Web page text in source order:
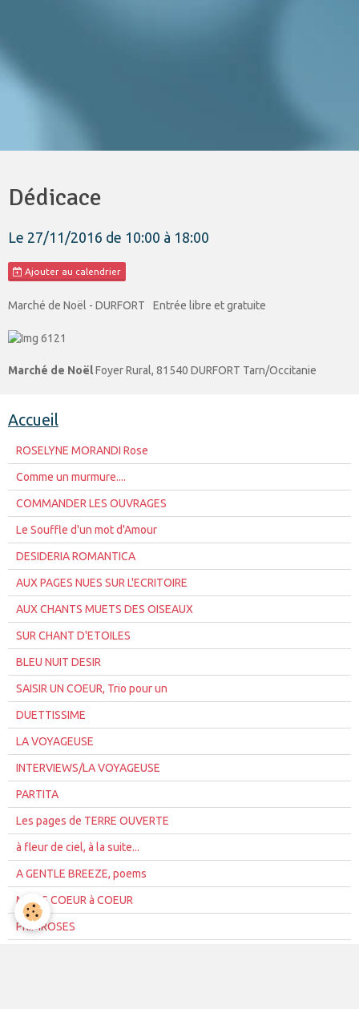
Dédicace
Le 27/11/2016 de 10:00 à 18:00
Ajouter au calendrier
Marché de Noël - DURFORT Entrée libre et gratuite
Marché de NoëlFoyer Rural, 81540 DURFORT Tarn/Occitanie
Accueil
ROSELYNE MORANDI Rose
Comme un murmure....
COMMANDER LES OUVRAGES
Le Souffle d'un mot d'Amour
DESIDERIA ROMANTICA
AUX PAGES NUES SUR L'ECRITOIRE
AUX CHANTS MUETS DES OISEAUX
SUR CHANT D'ETOILES
BLEU NUIT DESIR
SAISIR UN COEUR, Trio pour un
DUETTISSIME
LA VOYAGEUSE
INTERVIEWS/LA VOYAGEUSE
PARTITA
Les pages de TERRE OUVERTE
à fleur de ciel, à la suite...
A GENTLE BREEZE, poems
MOTS COEUR à COEUR
PRIMROSES